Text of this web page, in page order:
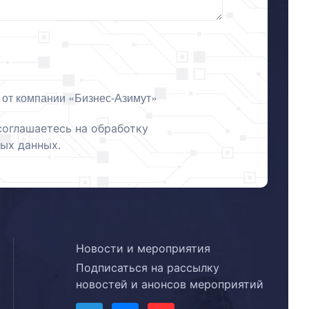
компании «Бизнес-Азимут»
на обработку
данных.
Новости и мероприятия
Подписаться на рассылку
новостей и анонсов мероприятий